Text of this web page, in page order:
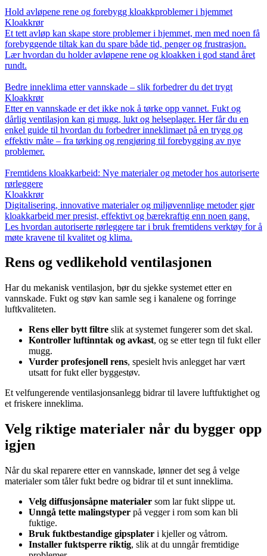
Hold avløpene rene og forebygg kloakkproblemer i hjemmet
Kloakkrør
Et tett avløp kan skape store problemer i hjemmet, men med noen få
forebyggende tiltak kan du spare både tid, penger og frustrasjon.
Lær hvordan du holder avløpene rene og kloakken i god stand året
rundt.
Bedre inneklima etter vannskade – slik forbedrer du det trygt
Kloakkrør
Etter en vannskade er det ikke nok å tørke opp vannet. Fukt og
dårlig ventilasjon kan gi mugg, lukt og helseplager. Her får du en
enkel guide til hvordan du forbedrer inneklimaet på en trygg og
effektiv måte – fra tørking og rengjøring til forebygging av nye
problemer.
Fremtidens kloakkarbeid: Nye materialer og metoder hos autoriserte
rørleggere
Kloakkrør
Digitalisering, innovative materialer og miljøvennlige metoder gjør
kloakkarbeid mer presist, effektivt og bærekraftig enn noen gang.
Les hvordan autoriserte rørleggere tar i bruk fremtidens verktøy for å
møte kravene til kvalitet og klima.
Rens og vedlikehold ventilasjonen
Har du mekanisk ventilasjon, bør du sjekke systemet etter en
vannskade. Fukt og støv kan samle seg i kanalene og forringe
luftkvaliteten.
Rens eller bytt filtre slik at systemet fungerer som det skal.
Kontroller luftinntak og avkast, og se etter tegn til fukt eller
mugg.
Vurder profesjonell rens, spesielt hvis anlegget har vært
utsatt for fukt eller byggestøv.
Et velfungerende ventilasjonsanlegg bidrar til lavere luftfuktighet og
et friskere inneklima.
Velg riktige materialer når du bygger opp
igjen
Når du skal reparere etter en vannskade, lønner det seg å velge
materialer som tåler fukt bedre og bidrar til et sunt inneklima.
Velg diffusjonsåpne materialer som lar fukt slippe ut.
Unngå tette malingstyper på vegger i rom som kan bli
fuktige.
Bruk fuktbestandige gipsplater i kjeller og våtrom.
Installer fuktsperre riktig, slik at du unngår fremtidige